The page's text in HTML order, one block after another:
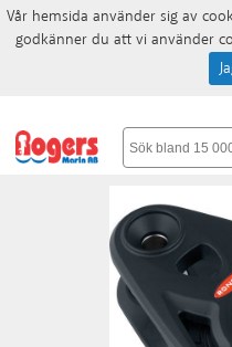
Vår hemsida använder sig av
godkänner du att vi använder